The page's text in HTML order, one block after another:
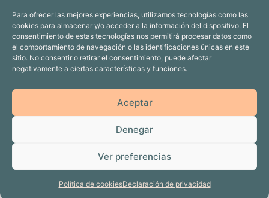
Para ofrecer las mejores experiencias, utilizamos tecnologías como las
cookies para almacenar y/o acceder a la información del dispositivo. El
consentimiento de estas tecnologías nos permitirá procesar datos como
el comportamiento de navegación o las identificaciones únicas en este
sitio. No consentir o retirar el consentimiento, puede afectar
negativamente a ciertas características y funciones.
Aceptar
Denegar
Ver preferencias
Política de cookiesDeclaración de privacidad
EDICIÓN 2024 PROYECTOS
CALENDARIO DE EVENTOS
© 2026 XVI FORO COMUNICACIÓN Y ESCUELA• Creado
conGeneratePress